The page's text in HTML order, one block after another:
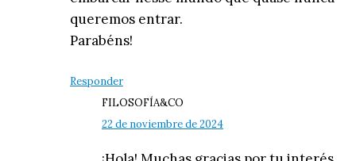
queremos entrar.
Parabéns!
Responder
FILOSOFÍA&CO
22 de noviembre de 2024